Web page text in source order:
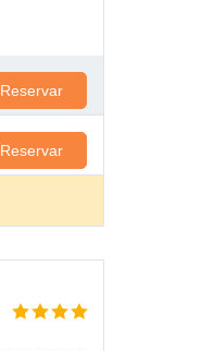
Reservar
Reservar